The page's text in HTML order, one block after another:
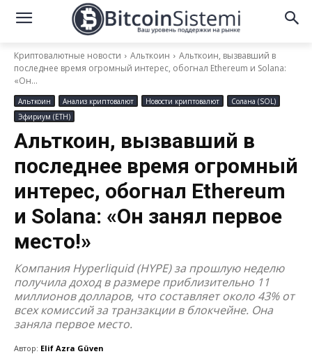
Криптовалютные новости Альткоин
Альткоин, вызвавший в
последнее время огромный интерес, обогнал Ethereum и Solana:
«Он...
Альткоин Анализ криптовалют Новости криптовалют
Солана (SOL)
Эфириум (ETH)
Альткоин, вызвавший в
последнее время огромный
интерес, обогнал Ethereum
и Solana: «Он занял первое
место!»
Компания Hyperliquid (HYPE) за прошлую неделю
получила доход в размере приблизительно 11
миллионов долларов, что составляет около 43% от
всех комиссий за транзакции в блокчейне. Она
заняла первое место.
Автор: Elif Azra Güven